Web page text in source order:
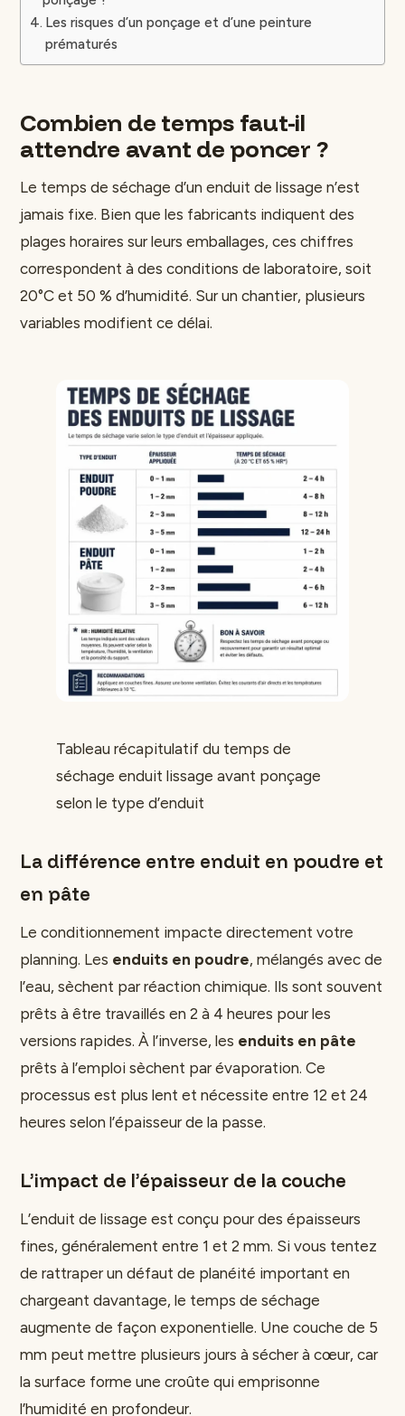
Les risques d’un ponçage et d’une peinture
prématurés
Combien de temps faut-il
attendre avant de poncer ?
Le temps de séchage d’un enduit de lissage n’est
jamais fixe. Bien que les fabricants indiquent des
plages horaires sur leurs emballages, ces chiffres
correspondent à des conditions de laboratoire, soit
20°C et 50 % d’humidité. Sur un chantier, plusieurs
variables modifient ce délai.
Tableau récapitulatif du temps de
séchage enduit lissage avant ponçage
selon le type d’enduit
La différence entre enduit en poudre et
en pâte
Le conditionnement impacte directement votre
planning. Les enduits en poudre, mélangés avec de
l’eau, sèchent par réaction chimique. Ils sont souvent
prêts à être travaillés en 2 à 4 heures pour les
versions rapides. À l’inverse, les enduits en pâte
prêts à l’emploi sèchent par évaporation. Ce
processus est plus lent et nécessite entre 12 et 24
heures selon l’épaisseur de la passe.
L’impact de l’épaisseur de la couche
L’enduit de lissage est conçu pour des épaisseurs
fines, généralement entre 1 et 2 mm. Si vous tentez
de rattraper un défaut de planéité important en
chargeant davantage, le temps de séchage
augmente de façon exponentielle. Une couche de 5
mm peut mettre plusieurs jours à sécher à cœur, car
la surface forme une croûte qui emprisonne
l’humidité en profondeur.